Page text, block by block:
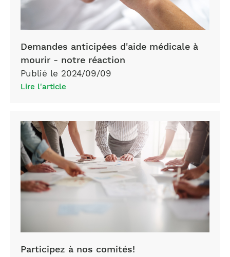
Demandes anticipées d'aide médicale à
mourir - notre réaction
Publié le 2024/09/09
Lire l'article
Participez à nos comités!